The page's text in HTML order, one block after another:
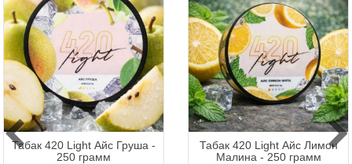
Табак 420 Light Айс Груша -
250 грамм
Табак 420 Light Айс Лимон
Малина - 250 грамм